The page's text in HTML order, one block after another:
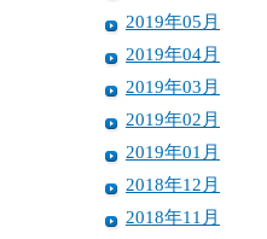
2019年05月
2019年04月
2019年03月
2019年02月
2019年01月
2018年12月
2018年11月